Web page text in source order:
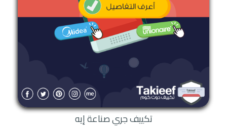
تكييف جري صناعة إيه